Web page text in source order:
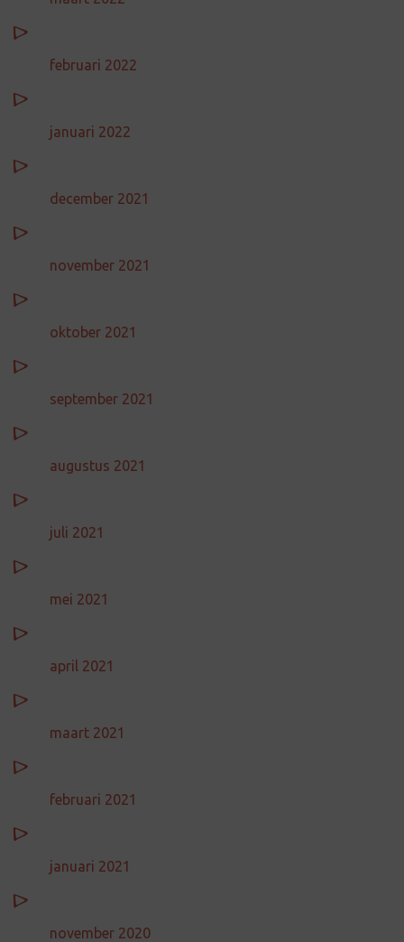
februari 2022
januari 2022
december 2021
november 2021
oktober 2021
september 2021
augustus 2021
juli 2021
mei 2021
april 2021
maart 2021
februari 2021
januari 2021
november 2020